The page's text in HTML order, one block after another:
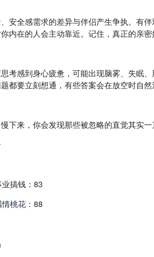
安全感需求的差异与伴侣产生争执。有
内在的人会主动靠近。记住，真正的亲
考感到身心疲惫，可能出现脑雾、失眠
都要立刻想通，有些答案会在放空时自
下来，你会发现那些被忽略的直觉其实
搞钱：83
情桃花 ：88